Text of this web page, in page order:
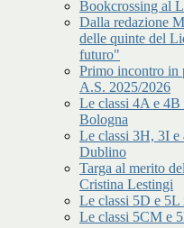
Bookcrossing al
Dalla redazione
delle quinte del
futuro"
Primo incontro in
A.S. 2025/2026
Le classi 4A e
Bologna
Le classi 3H, 3I e
Dublino
Targa al merito
Cristina Lestingi
Le classi 5D e
Le classi 5CM e